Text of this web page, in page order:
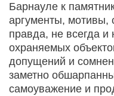
Барнауле к
аргументы, мотивы,
правда, не всегда
охраняемых
допущений и
заметно
самоуважение и